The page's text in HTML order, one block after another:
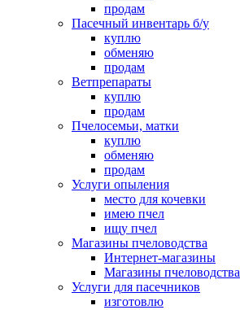
продам
Пасечный инвентарь б/у
куплю
обменяю
продам
Ветпрепараты
куплю
продам
Пчелосемьи, матки
куплю
обменяю
продам
Услуги опыления
место для кочевки
имею пчел
ищу пчел
Магазины пчеловодства
Интернет-магазины
Магазины пчеловодства
Услуги для пасечников
изготовлю